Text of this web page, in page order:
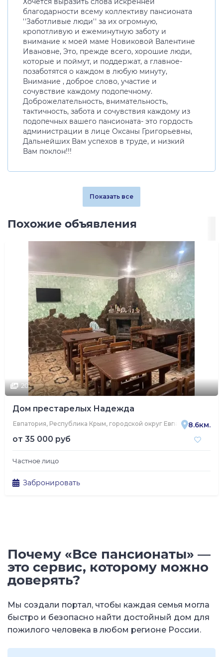
благодарности всему коллективу пансионата
''Заботливые люди'' за их огромную,
кропотливую и ежеминутную заботу и
внимание к моей маме Новиковой Валентине
Ивановне, Это, прежде всего, хорошие люди,
которые и поймут, и поддержат, а главное-
позаботятся о каждом в любую минуту,
Внимание , доброе слово, участие и
сочувствие каждому подопечному.
Доброжелательность, внимательность,
тактичность, забота и сочувствия каждому из
подопечных вашего пансионата- это гордость
администрации в лице Оксаны Григорьевны,
Дальнейших Вам успехов в труде, и низкий
Вам поклон!!!
Показать все
Похожие объявления
20
Дом престарелых Надежда
Евпатория, Республика Крым, городской округ Евпатория,8.6км.
от 35 000 руб
Частное лицо
Забронировать
Почему «Все пансионаты» —
это сервис, которому можно
доверять?
Мы создали портал, чтобы каждая семья могла
быстро и безопасно найти достойный дом для
пожилого человека в любом регионе России.